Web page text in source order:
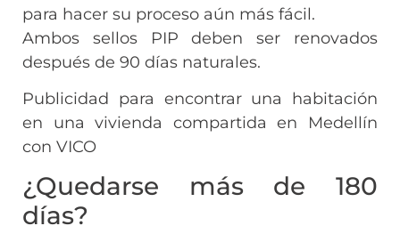
para hacer su proceso aún más fácil.
Ambos sellos PIP deben ser renovados
después de 90 días naturales.
Publicidad para encontrar una habitación
en una vivienda compartida en Medellín
con VICO
¿Quedarse más de 180
días?